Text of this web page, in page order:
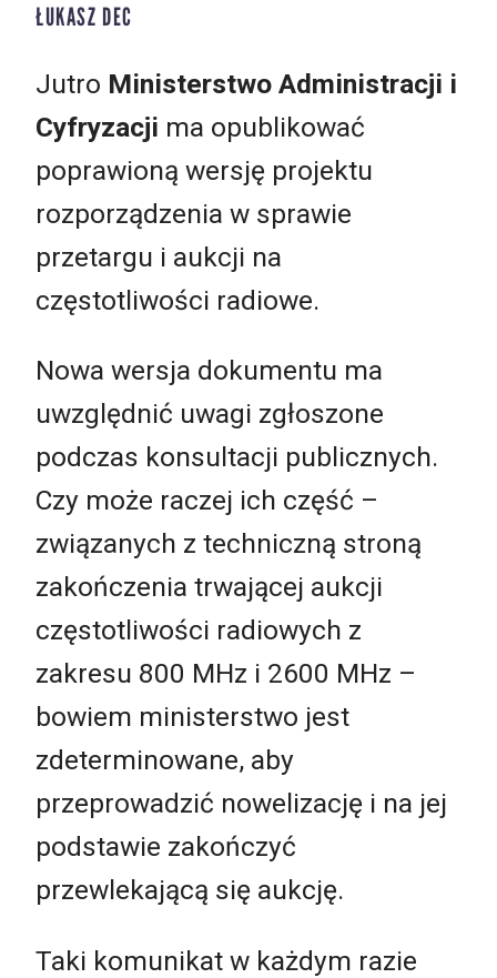
ŁUKASZ DEC
Jutro Ministerstwo Administracji i
Cyfryzacji ma opublikować
poprawioną wersję projektu
rozporządzenia w sprawie
przetargu i aukcji na
częstotliwości radiowe.
Nowa wersja dokumentu ma
uwzględnić uwagi zgłoszone
podczas konsultacji publicznych.
Czy może raczej ich część –
związanych z techniczną stroną
zakończenia trwającej aukcji
częstotliwości radiowych z
zakresu 800 MHz i 2600 MHz –
bowiem ministerstwo jest
zdeterminowane, aby
przeprowadzić nowelizację i na jej
podstawie zakończyć
przewlekającą się aukcję.
Taki komunikat w każdym razie